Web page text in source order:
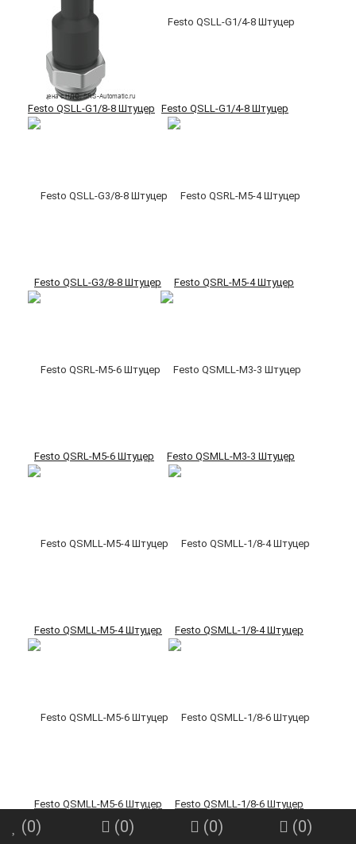
Festo QSLL-G1/8-8 Штуцер Festo QSLL-G1/4-8 Штуцер
Festo QSLL-G3/8-8 Штуцер Festo QSRL-M5-4 Штуцер
Festo QSRL-M5-6 Штуцер Festo QSMLL-M3-3 Штуцер
Festo QSMLL-M5-4 Штуцер Festo QSMLL-1/8-4 Штуцер
Festo QSMLL-M5-6 Штуцер Festo QSMLL-1/8-6 Штуцер
(0) (0) (0) (0)